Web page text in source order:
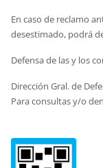
En caso de reclamo
desestimado, podrá
Defensa de las y los
Dirección Gral. de
Para consultas y/o